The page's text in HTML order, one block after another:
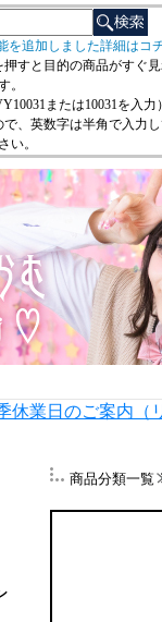
を追加しました詳細はコ
すと目的の商品がすぐ
。
または10031を入力）
、英数字は半角で入力
い。
休業日のご案内（
商品分類一覧